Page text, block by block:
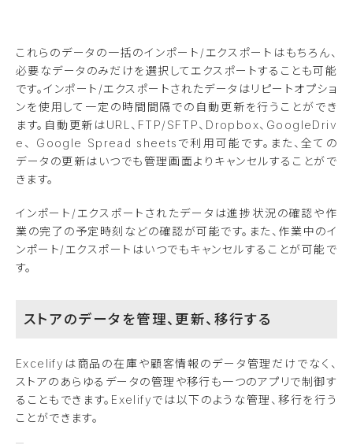
これらのデータの一括のインポート /エクスポートはもちろん、
必要なデータのみだけを選択してエクスポートすることも可能
です。インポート /エクスポートされたデータはリピートオプショ
ンを使用して一定の時間間隔での自動更新を行うことができ
ます。自動更新はURL、FTP/SFTP、Dropbox、GoogleDriv
e、 Google Spread sheetsで利用可能です。また、全ての
データの更新はいつでも管理画面よりキャンセルすることがで
きます。
インポート/エクスポートされたデータは進捗状況の確認や作
業の完了の予定時刻などの確認が可能です。また、作業中のイ
ンポート/エクスポートはいつでもキャンセルすることが可能で
す。
ストアのデータを管理、更新、移行する
Excelifyは商品の在庫や顧客情報のデータ管理だけでなく、
ストアのあらゆるデータの管理や移行も一つのアプリで制御す
ることもできます。 Exelifyでは以下のような管理、移行を行う
ことができます。